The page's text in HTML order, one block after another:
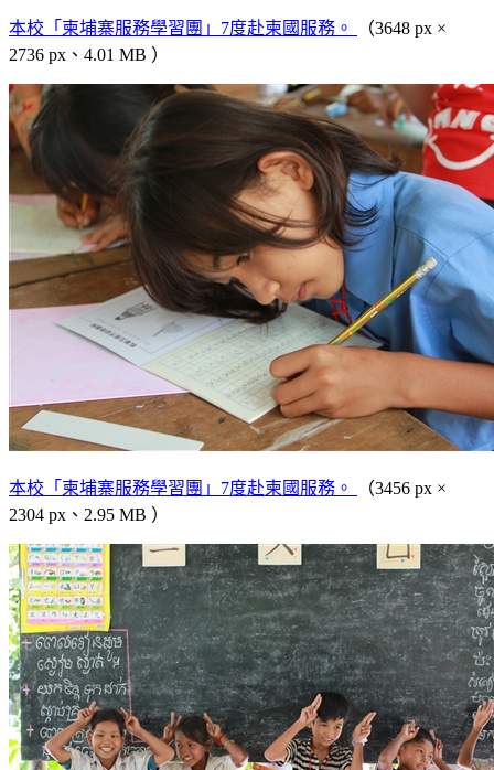
本校「柬埔寨服務學習團」7度赴柬國服務。
（3648 px ×
2736 px、4.01 MB ）
本校「柬埔寨服務學習團」7度赴柬國服務。
（3456 px ×
2304 px、2.95 MB ）